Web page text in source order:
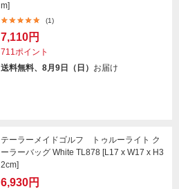
m]
(1)
7,110円
711ポイント
送料無料、8月9日（日） お届け
テーラーメイドゴルフ トゥルーライト ク
ーラーバッグ White TL878 [L17 x W17 x H3
2cm]
6,930円